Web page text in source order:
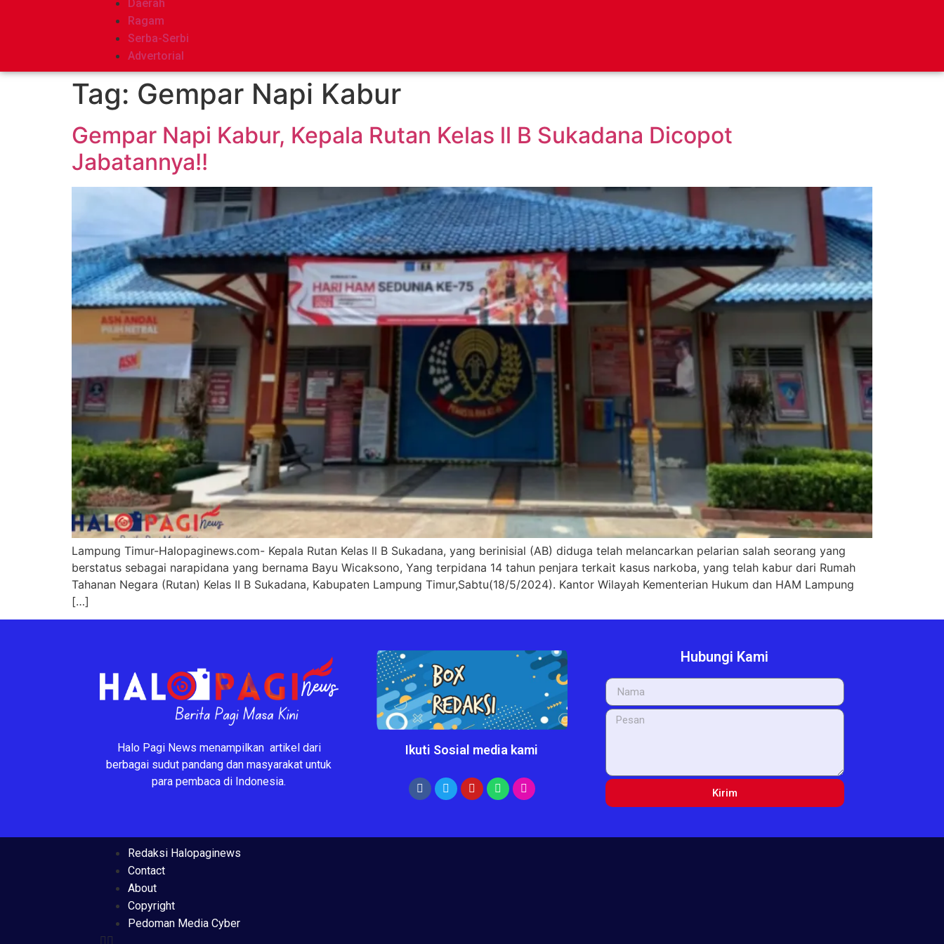
Daerah
Ragam
Serba-Serbi
Advertorial
Tag: Gempar Napi Kabur
Gempar Napi Kabur, Kepala Rutan Kelas ll B Sukadana Dicopot
Jabatannya!!
Lampung Timur-Halopaginews.com- Kepala Rutan Kelas ll B Sukadana, yang berinisial (AB) diduga telah melancarkan pelarian salah seorang yang
berstatus sebagai narapidana yang bernama Bayu Wicaksono, Yang terpidana 14 tahun penjara terkait kasus narkoba, yang telah kabur dari Rumah
Tahanan Negara (Rutan) Kelas II B Sukadana, Kabupaten Lampung Timur,Sabtu(18/5/2024). Kantor Wilayah Kementerian Hukum dan HAM Lampung
[…]
Halo Pagi News menampilkan artikel dari
berbagai sudut pandang dan masyarakat untuk
para pembaca di Indonesia.
Ikuti Sosial media kami
Hubungi Kami
Kirim
Redaksi Halopaginews
Contact
About
Copyright
Pedoman Media Cyber